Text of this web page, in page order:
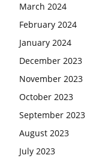
March 2024
February 2024
January 2024
December 2023
November 2023
October 2023
September 2023
August 2023
July 2023